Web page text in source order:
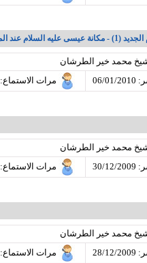
عند المسلمين
محمد خير الطرشان
مرات الاستماع: 1308
محمد خير الطرشان
مرات الاستماع: 2079
محمد خير الطرشان
مرات الاستماع: 2761